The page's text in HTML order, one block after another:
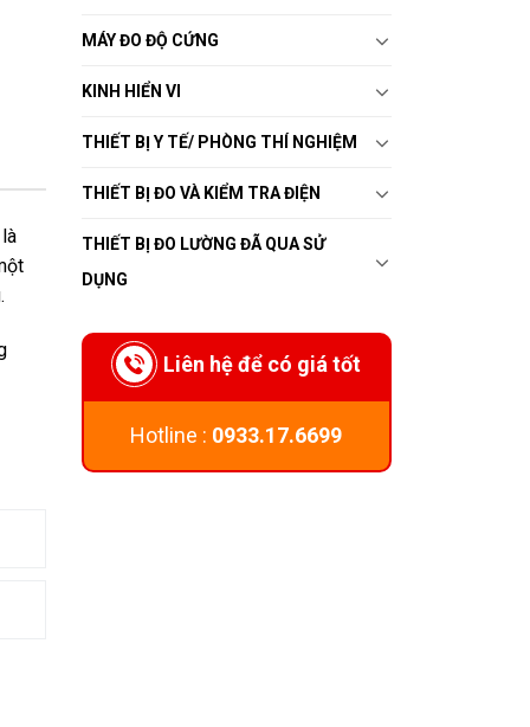
MÁY ĐO ĐỘ CỨNG
KINH HIỂN VI
THIẾT BỊ Y TẾ/ PHÒNG THÍ NGHIỆM
THIẾT BỊ ĐO VÀ KIỂM TRA ĐIỆN
THIẾT BỊ ĐO LƯỜNG ĐÃ QUA SỬ
DỤNG
Liên hệ để có giá tốt
Hotline : 0933.17.6699